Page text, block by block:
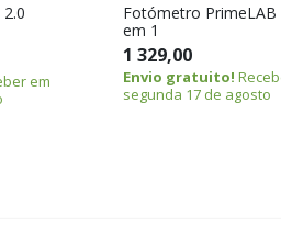
em
Fotómetro PrimeLAB
em 1
1 329,00
Envio gratuito!
segunda 17 de agosto